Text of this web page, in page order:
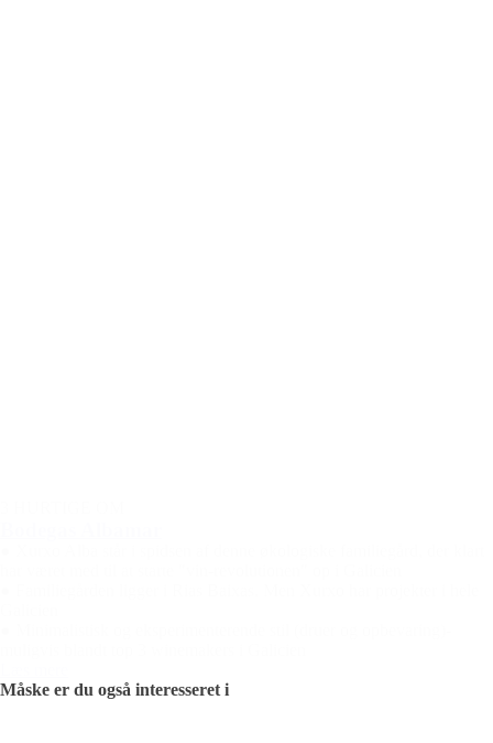
Måske er du også interesseret i